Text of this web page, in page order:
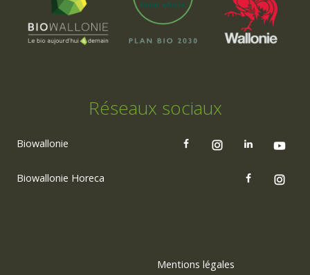
Réseaux sociaux
Biowallonie
Biowallonie Horeca
Mentions légales